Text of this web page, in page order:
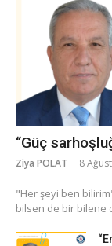
“Güç
Ziya POLAT 8
​"Her şeyi ben
bilsen de bir bilene